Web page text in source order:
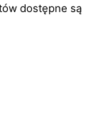
dostępne są